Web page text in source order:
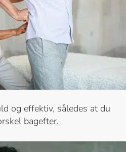
og effektiv, således at du
bagefter.